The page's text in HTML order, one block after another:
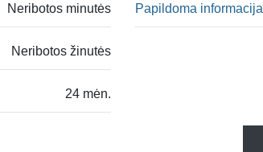
Neribotos minutės
Neribotos žinutės
24 mėn.
Papildoma informacija